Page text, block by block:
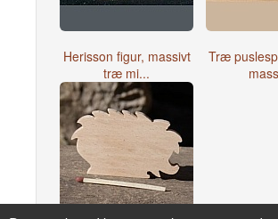
Herisson figur, massivt
træ mi...
Træ